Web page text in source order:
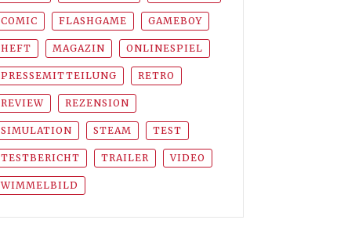
COMIC FLASHGAME GAMEBOY
HEFT MAGAZIN ONLINESPIEL
PRESSEMITTEILUNG RETRO
REVIEW REZENSION
SIMULATION STEAM TEST
TESTBERICHT TRAILER VIDEO
WIMMELBILD